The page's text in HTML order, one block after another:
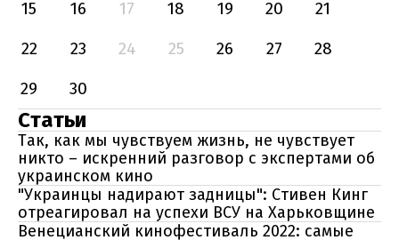
15
16 17 18 19 20
21
22
23 24 25 26 27
28
29
30
Статьи
Так, как мы чувствуем жизнь, не чувствует
никто – искренний разговор с экспертами об
украинском кино
"Украинцы надирают задницы": Стивен Кинг
отреагировал на успехи ВСУ на Харьковщине
Венецианский кинофестиваль 2022: самые